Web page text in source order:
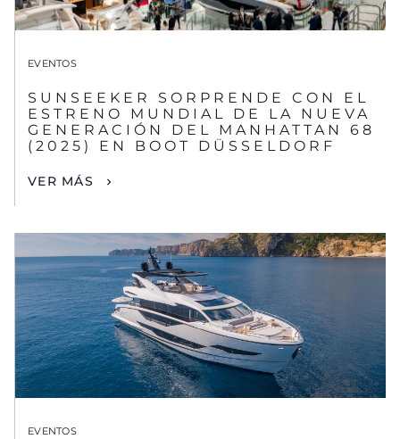
EVENTOS
SUNSEEKER SORPRENDE CON EL
ESTRENO MUNDIAL DE LA NUEVA
GENERACIÓN DEL MANHATTAN 68
(2025) EN BOOT DÜSSELDORF
VER MÁS
EVENTOS